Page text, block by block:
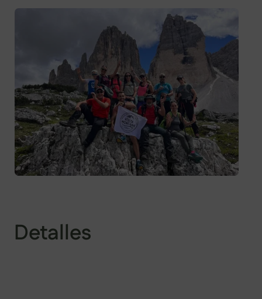
Detalles